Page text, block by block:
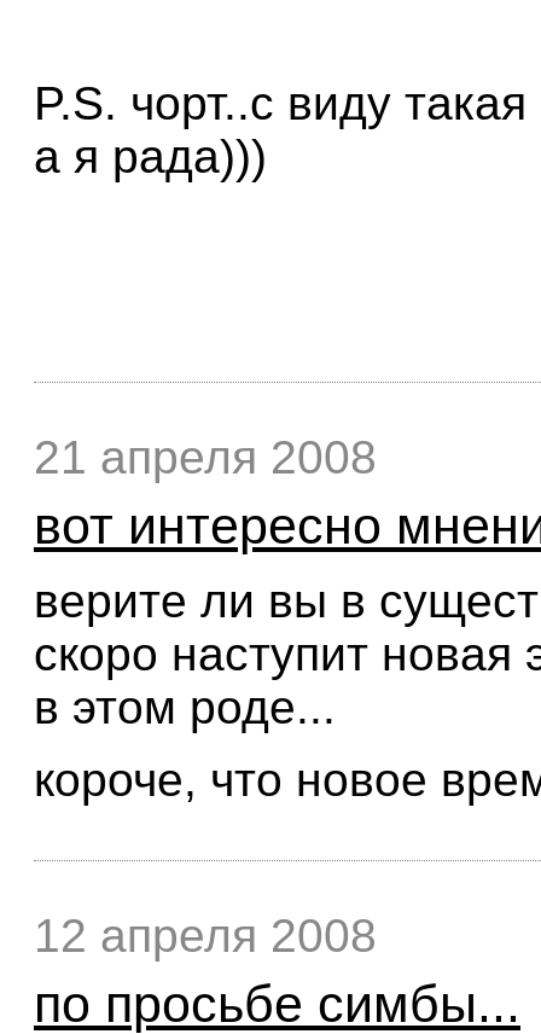
P.S. чорт..с виду
а я рада)))
21 апреля 2008
вот интересно
верите ли вы в
скоро наступит
в этом роде...
короче, что новое
12 апреля 2008
по просьбе симбы...